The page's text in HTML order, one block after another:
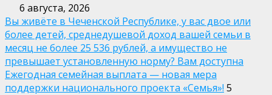
6 августа, 2026
Вы живёте в Чеченской Республике, у вас двое или
более детей, среднедушевой доход вашей семьи в
месяц не более 25 536 рублей, а имущество не
превышает установленную норму? Вам доступна
Ежегодная семейная выплата — новая мера
поддержки национального проекта «Семья»! 5